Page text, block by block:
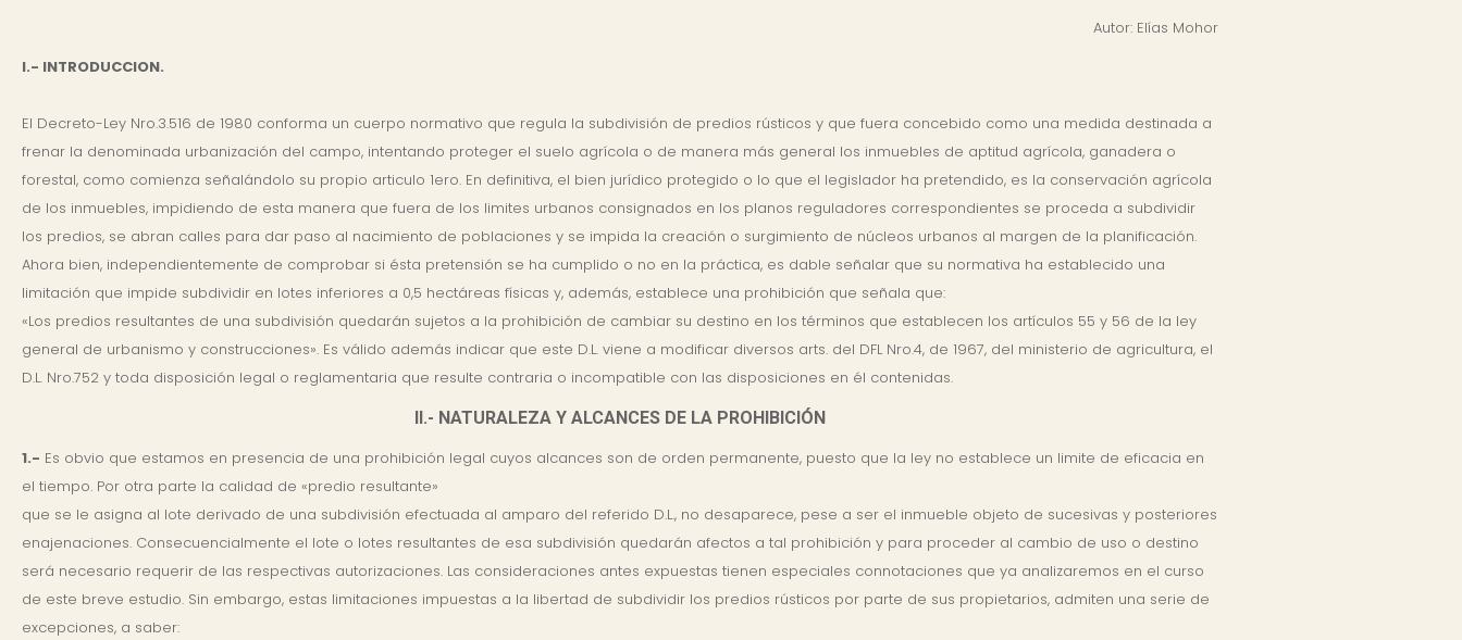
Autor: Elías Mohor
I.- INTRODUCCION.
El Decreto-Ley Nro.3.516 de 1980 conforma un cuerpo normativo que regula la subdivisión de predios rústicos y que fuera concebido como una medida destinada a
frenar la denominada urbanización del campo, intentando proteger el suelo agrícola o de manera más general los inmuebles de aptitud agrícola, ganadera o
forestal, como comienza señalándolo su propio articulo 1ero. En definitiva, el bien jurídico protegido o lo que el legislador ha pretendido, es la conservación agrícola
de los inmuebles, impidiendo de esta manera que fuera de los limites urbanos consignados en los planos reguladores correspondientes se proceda a subdividir
los predios, se abran calles para dar paso al nacimiento de poblaciones y se impida la creación o surgimiento de núcleos urbanos al margen de la planificación.
Ahora bien, independientemente de comprobar si ésta pretensión se ha cumplido o no en la práctica, es dable señalar que su normativa ha establecido una
limitación que impide subdividir en lotes inferiores a 0,5 hectáreas físicas y, además, establece una prohibición que señala que:
«Los predios resultantes de una subdivisión quedarán sujetos a la prohibición de cambiar su destino en los términos que establecen los artículos 55 y 56 de la ley
general de urbanismo y construcciones». Es válido además indicar que este D.L. viene a modificar diversos arts. del DFL Nro.4, de 1967, del ministerio de agricultura, el
D.L. Nro.752 y toda disposición legal o reglamentaria que resulte contraria o incompatible con las disposiciones en él contenidas.
II.- NATURALEZA Y ALCANCES DE LA PROHIBICIÓN
1.- Es obvio que estamos en presencia de una prohibición legal cuyos alcances son de orden permanente, puesto que la ley no establece un limite de eficacia en
el tiempo. Por otra parte la calidad de «predio resultante»
que se le asigna al lote derivado de una subdivisión efectuada al amparo del referido D.L., no desaparece, pese a ser el inmueble objeto de sucesivas y posteriores
enajenaciones. Consecuencialmente el lote o lotes resultantes de esa subdivisión quedarán afectos a tal prohibición y para proceder al cambio de uso o destino
será necesario requerir de las respectivas autorizaciones. Las consideraciones antes expuestas tienen especiales connotaciones que ya analizaremos en el curso
de este breve estudio. Sin embargo, estas limitaciones impuestas a la libertad de subdividir los predios rústicos por parte de sus propietarios, admiten una serie de
excepciones, a saber: